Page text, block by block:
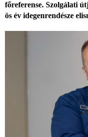
főreferense. Szolgálati
ös év idegenrendésze